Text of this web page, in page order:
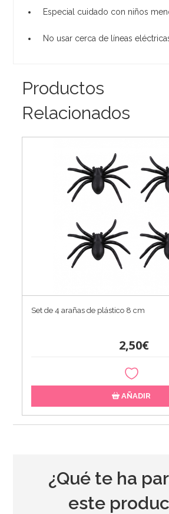
Especial cuidado con niños
No usar cerca de líneas
Productos
Relacionados
Set de 4 arañas de plástico 8 cm
2,50€
AÑADIR
¿Qué te ha
este